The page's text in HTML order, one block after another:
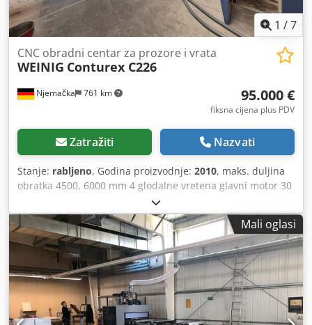
1 /7
Njemačka 761 km
CNC obradni centar za prozore i vrata
WEINIG Conturex C226
95.000 €
fiksna cijena plus PDV
Zatražiti Nazvati
Stanje: rabljeno, Godina proizvodnje: 2010, maks. duljina
obratka 4500, 6000 mm 4 glodalne vretena glavni motor 30
kW Oertli Weinig Conturex C226 obradni centar -----
Codpszqvniofx Aggeha prodaje se u ime kupca, (Klaes) i
alati (Oertli) IV68/IV78/IV92, za obradu drva/aluminija 68-
92. stroj se može pregledati i isprobati Tehnički opis i
nacrti za prozore dostupni na zahtjev! ----- cijena
navedenog stroja dostupna na zahtjev! ----- Demontaža i
ponovna montaža na zahtjev! (tehnički podaci prema
proizvođaču – bez jamstva!) Sve navedene cijene su neto
cijene, uz dodatak zakonskog PDV-a.
Mali oglasi